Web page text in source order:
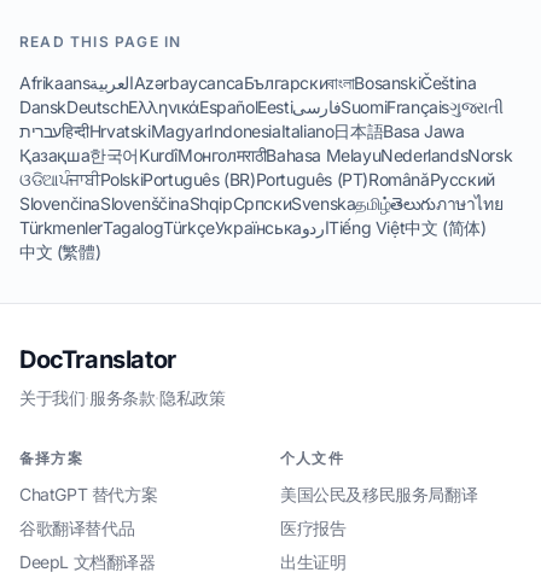
READ THIS PAGE IN
AfrikaansالعربيةAzərbaycancaБългарскиবাংলাBosanskiČeština
DanskDeutschΕλληνικάEspañolEestiفارسیSuomiFrançaisગુજરાતી
עבריתहिन्दीHrvatskiMagyarIndonesiaItaliano日本語Basa Jawa
Қазақша한국어KurdîМонголमराठीBahasa MelayuNederlandsNorsk
ଓଡିଆਪੰਜਾਬੀPolskiPortuguês (BR)Português (PT)RomânăРусский
SlovenčinaSlovenščinaShqipСрпскиSvenskaதமிழ்తెలుగుภาษาไทย
TürkmenlerTagalogTürkçeУкраїнськаاردوTiếng Việt中文 (简体)
中文 (繁體)
DocTranslator
关于我们·服务条款·隐私政策
备择方案
ChatGPT 替代方案
谷歌翻译替代品
DeepL 文档翻译器
个人文件
美国公民及移民服务局翻译
医疗报告
出生证明